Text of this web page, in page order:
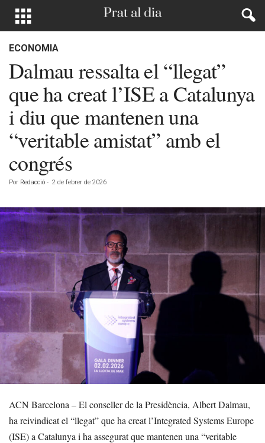
ECONOMIA
Dalmau ressalta el “llegat”
que ha creat l’ISE a Catalunya
i diu que mantenen una
“veritable amistat” amb el
congrés
Por Redacció - 2 de febrer de 2026
ACN Barcelona – El conseller de la Presidència, Albert Dalmau,
ha reivindicat el “llegat” que ha creat l’Integrated Systems Europe
(ISE) a Catalunya i ha assegurat que mantenen una “veritable